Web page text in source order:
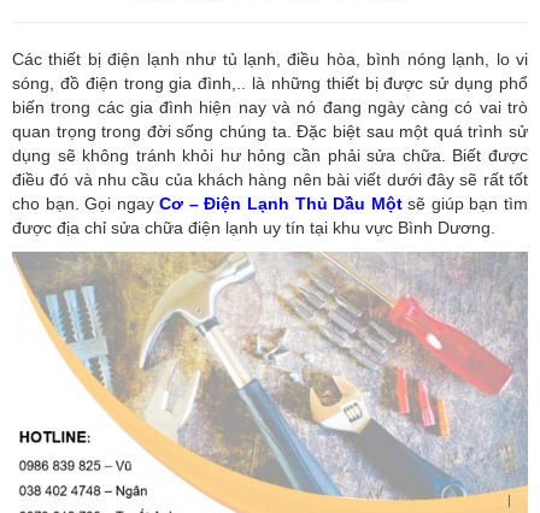
Các thiết bị điện lạnh như tủ lạnh, điều hòa, bình nóng lạnh, lo vi
sóng, đồ điện trong gia đình,.. là những thiết bị được sử dụng phổ
biến trong các gia đình hiện nay và nó đang ngày càng có vai trò
quan trọng trong đời sống chúng ta. Đặc biệt sau một quá trình sử
dụng sẽ không tránh khỏi hư hỏng cần phải sửa chữa. Biết được
điều đó và nhu cầu của khách hàng nên bài viết dưới đây sẽ rất tốt
cho bạn. Gọi ngayCơ – Điện Lạnh Thủ Dầu Một sẽ giúp bạn tìm
được địa chỉ sửa chữa điện lạnh uy tín tại khu vực Bình Dương.